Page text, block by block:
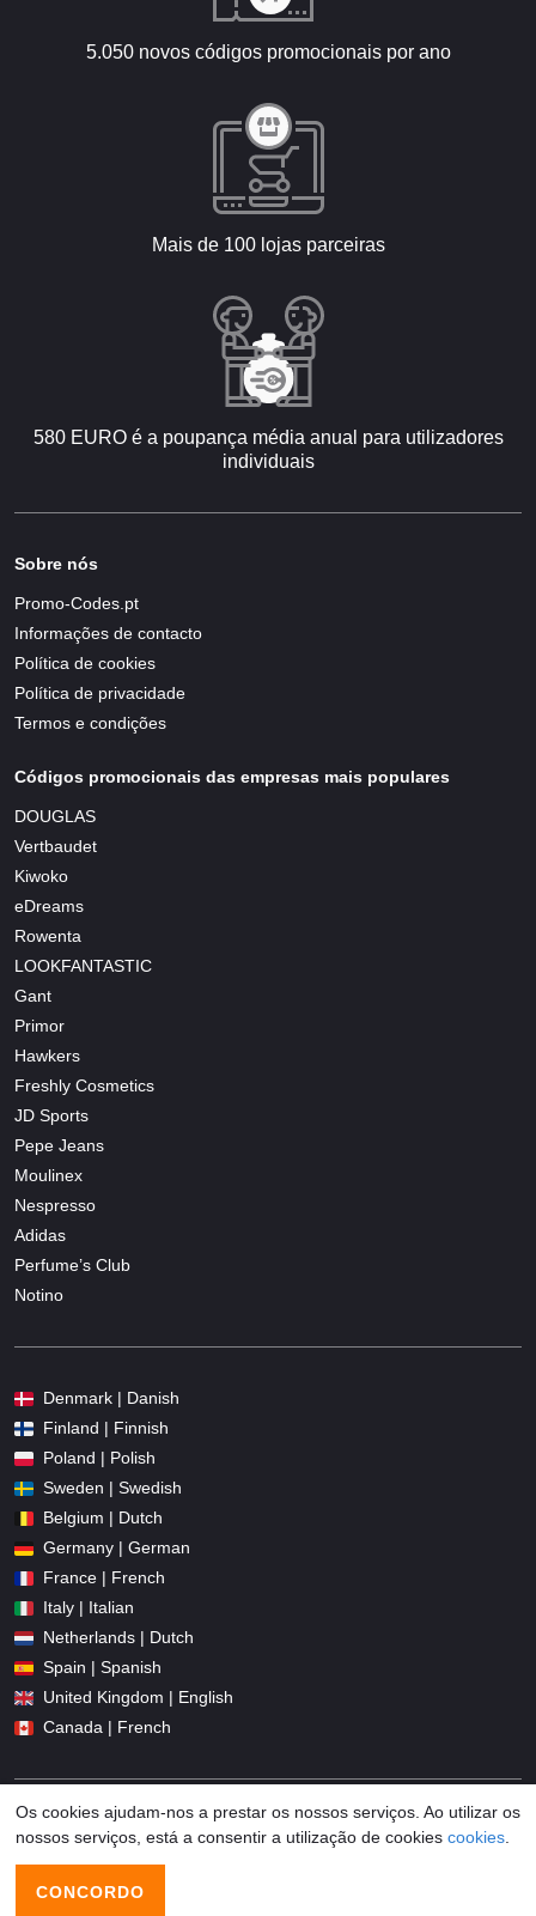
5.050 novos códigos promocionais por ano
Mais de 100 lojas parceiras
580 EURO é a poupança média anual para utilizadores
individuais
Sobre nós
Promo-Codes.pt
Informações de contacto
Política de cookies
Política de privacidade
Termos e condições
Códigos promocionais das empresas mais populares
DOUGLAS
Vertbaudet
Kiwoko
eDreams
Rowenta
LOOKFANTASTIC
Gant
Primor
Hawkers
Freshly Cosmetics
JD Sports
Pepe Jeans
Moulinex
Nespresso
Adidas
Perfume’s Club
Notino
Denmark | Danish
Finland | Finnish
Poland | Polish
Sweden | Swedish
Belgium | Dutch
Germany | German
France | French
Italy | Italian
Netherlands | Dutch
Spain | Spanish
United Kingdom | English
Canada | French
© 2026 Promo-codes.pt All Rights Reserved
Os cookies ajudam-nos a prestar os nossos serviços. Ao utilizar os
nossos serviços, está a consentir a utilização de cookies cookies
CONCORDO